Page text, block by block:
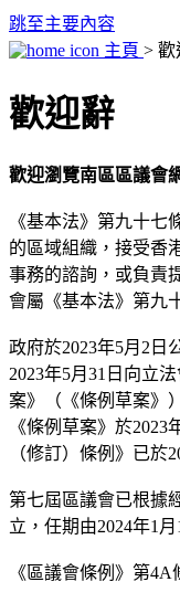
跳至主要內容
主頁 > 歡
歡迎辭
歡迎瀏覽南區區議會
《基本法》第九十七
的區域組織，接受香
事務的諮詢，或負責
會屬《基本法》第九
政府於2023年5月2日
2023年5月31日向立
案》（《條例草案》
《條例草案》於
（修訂）條例》已於
第七屆區議會已根據
立，任期由2024年1月
《區議會條例》第